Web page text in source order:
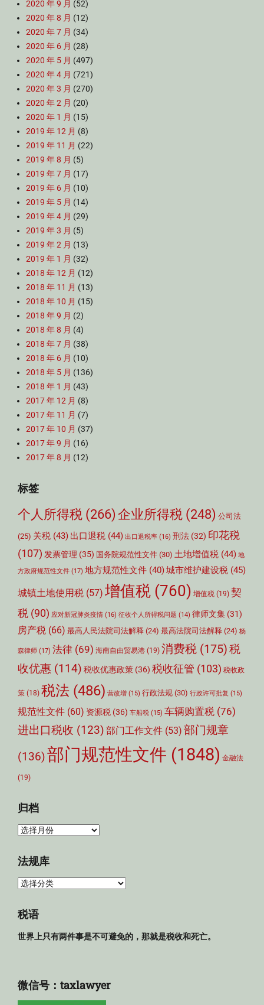
2020 年 9 月 (52)
2020 年 8 月 (12)
2020 年 7 月 (34)
2020 年 6 月 (28)
2020 年 5 月 (497)
2020 年 4 月 (721)
2020 年 3 月 (270)
2020 年 2 月 (20)
2020 年 1 月 (15)
2019 年 12 月 (8)
2019 年 11 月 (22)
2019 年 8 月 (5)
2019 年 7 月 (17)
2019 年 6 月 (10)
2019 年 5 月 (14)
2019 年 4 月 (29)
2019 年 3 月 (5)
2019 年 2 月 (13)
2019 年 1 月 (32)
2018 年 12 月 (12)
2018 年 11 月 (13)
2018 年 10 月 (15)
2018 年 9 月 (2)
2018 年 8 月 (4)
2018 年 7 月 (38)
2018 年 6 月 (10)
2018 年 5 月 (136)
2018 年 1 月 (43)
2017 年 12 月 (8)
2017 年 11 月 (7)
2017 年 10 月 (37)
2017 年 9 月 (16)
2017 年 8 月 (12)
标签
个人所得税 (266) 企业所得税 (248) 公司法
(25) 关税 (43) 出口退税 (44) 出口退税率 (16) 刑法 (32) 印花税
(107) 发票管理 (35) 国务院规范性文件 (30) 土地增值税 (44) 地
方政府规范性文件 (17) 地方规范性文件 (40)城市维护建设税 (45)
城镇土地使用税 (57) 增值税 (760) 增值税 (19) 契
税 (90) 应对新冠肺炎疫情 (16) 征收个人所得税问题 (14) 律师文集 (31)
房产税 (66) 最高人民法院司法解释 (24) 最高法院司法解释 (24) 杨
森律师 (17) 法律 (69) 海南自由贸易港 (19) 消费税 (175)税
收优惠 (114) 税收优惠政策 (36) 税收征管 (103) 税收政
策 (18) 税法 (486) 营改增 (15) 行政法规 (30) 行政许可批复 (15)
规范性文件 (60) 资源税 (36) 车船税 (15) 车辆购置税 (76)
进出口税收 (123) 部门工作文件 (53) 部门规章
(136)部门规范性文件 (1848) 金融法
(19)
归档
归
法规库
法
库
税语
世界上只有两件事是不可避免的，那就是税收和死亡。
微信号：taxlawyer